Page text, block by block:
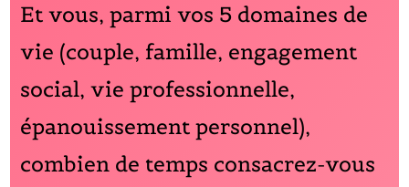
Et vous, parmi vos 5 domaines de
vie (couple, famille, engagement
social, vie professionnelle,
épanouissement personnel),
combien de temps consacrez-vous